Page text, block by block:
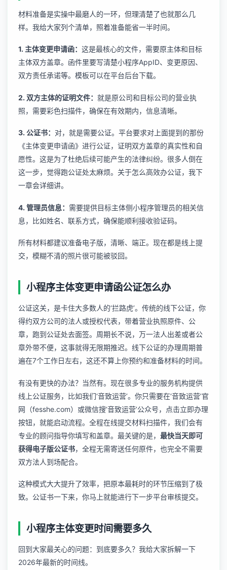
材料准备是实操中最磨人的一环，但理清楚了也就那么几
样。我给大家列个清单，照着准备能省一半时间。
1. 主体变更申请函： 这是最核心的文件，需要原主体和目标
主体双方盖章。函件里要写清楚小程序AppID、变更原因、
双方责任承诺等。模板可以在平台后台下载。
2. 双方主体的证明文件： 就是原公司和目标公司的营业执
照，需要彩色扫描件，确保在有效期内，信息清晰。
3. 公证书： 对，就是需要公证。平台要求对上面提到的那份
《主体变更申请函》进行公证，证明双方盖章的真实性和自
愿性。这是为了杜绝后续可能产生的法律纠纷。很多人倒在
这一步，觉得跑公证处太麻烦。关于怎么高效办公证，我下
一章会详细讲。
4. 管理员信息： 需要提供目标主体侧小程序管理员的相关信
息，比如姓名、联系方式，确保能顺利接收验证码。
所有材料都建议准备电子版，清晰、端正。现在都是线上提
交，模糊不清的照片很可能被驳回。
小程序主体变更申请函公证怎么办
公证这关，是卡住大多数人的‘拦路虎’。传统的线下公证，你
得约双方公司的法人或授权代表，带着营业执照原件、公
章，跑到公证处去面签。周期长不说，万一法人出差或者公
章外带不便，这事就得无限期推迟。线下公证的办理周期普
遍在7个工作日左右，这还不算上你预约和准备材料的时间。
有没有更快的办法？当然有。现在很多专业的服务机构提供
线上公证服务，比如我们‘音致运营’。你只需要在‘音致运营’官
网（fesshe.com）或微信搜‘音致运营’公众号，点击立即办理
按钮，就能启动流程。全程在线提交材料扫描件，我们会有
专业的顾问指导你填写和盖章。最关键的是， 最快当天即可
获得电子版公证书，全程无需寄送任何原件，也完全不需要
双方法人到场配合。
这种模式大大提升了效率，把原本最耗时的环节压缩到了极
致。公证书一下来，你马上就能进行下一步平台审核提交。
小程序主体变更时间需要多久
回到大家最关心的问题：到底要多久？我给大家拆解一下
2026年最新的时间线。